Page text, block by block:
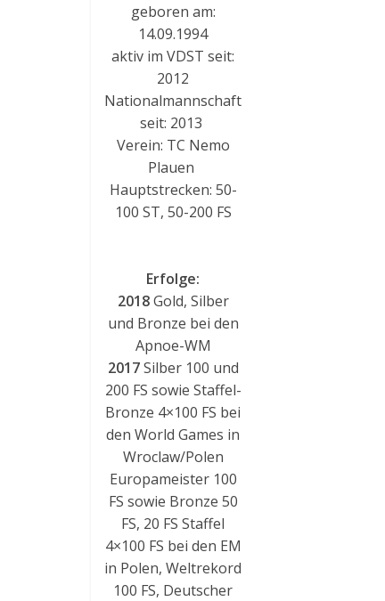
geboren am:
14.09.1994
aktiv im VDST seit:
2012
Nationalmannschaft
seit: 2013
Verein: TC Nemo
Plauen
Hauptstrecken: 50-
100 ST, 50-200 FS
Erfolge:
2018Gold, Silber
und Bronze bei den
Apnoe-WM
2017Silber 100 und
200 FS sowie Staffel-
Bronze 4×100 FS bei
den World Games in
Wroclaw/Polen
Europameister 100
FS sowie Bronze 50
FS, 20 FS Staffel
4×100 FS bei den EM
in Polen, Weltrekord
100 FS, Deutscher